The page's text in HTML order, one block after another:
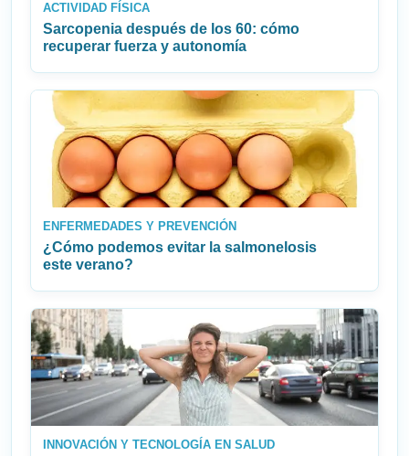
ACTIVIDAD FÍSICA
Sarcopenia después de los 60: cómo
recuperar fuerza y autonomía
ENFERMEDADES Y PREVENCIÓN
¿Cómo podemos evitar la salmonelosis
este verano?
INNOVACIÓN Y TECNOLOGÍA EN SALUD